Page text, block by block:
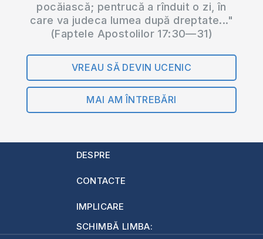
pocăiască; pentrucă a rînduit o zi, în
care va judeca lumea după dreptate..."
(Faptele Apostolilor 17:30—31)
VREAU SĂ DEVIN UCENIC
MAI AM ÎNTREBĂRI
DESPRE
CONTACTE
IMPLICARE
SCHIMBĂ LIMBA: